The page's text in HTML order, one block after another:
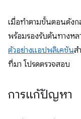
เมื่อทำตามขั้นตอนดังก
พร้อมรองรับต้นทางห
ตัวอย่างแอปพลิเคชันสํ
ที่มา โปรดตรวจสอบ
การแก้ปัญหา